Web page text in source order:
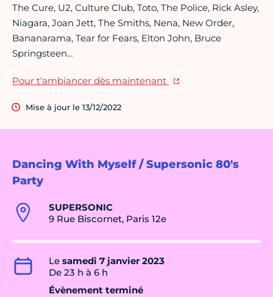
Dancing With Myself / Supersonic 80's
Party
SUPERSONIC
9 Rue Biscornet, Paris 12e
Le samedi 7 janvier 2023
De 23 h à 6 h
Évènement terminé
The Cure, U2, Culture Club, Toto, The Police, Rick Asley,
Niagara, Joan Jett, The Smiths, Nena, New Order,
Bananarama, Tear for Fears, Elton John, Bruce
Springsteen…
Pour t'ambiancer dès maintenant
Mise à jour le 13/12/2022